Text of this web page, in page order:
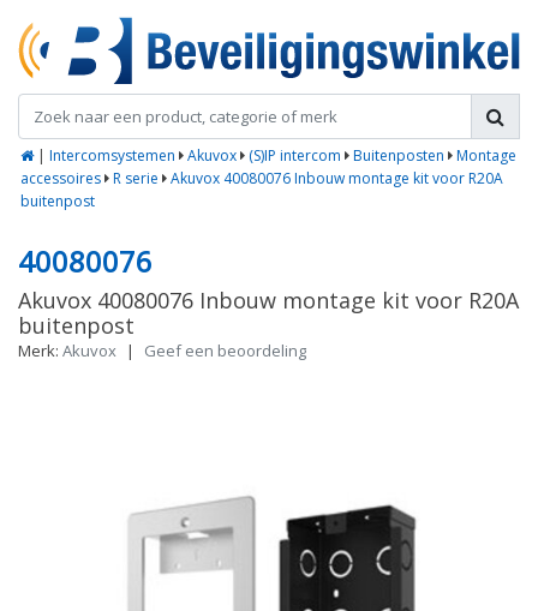
| Intercomsystemen Akuvox (S)IP intercom Buitenposten
Montage
accessoires R serie
Akuvox 40080076 Inbouw montage kit voor R20A
buitenpost
40080076
Akuvox 40080076 Inbouw montage kit voor R20A
buitenpost
Merk: Akuvox | Geef een beoordeling